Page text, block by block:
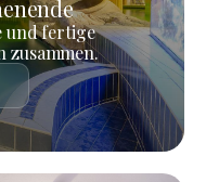
und fertige
zusammen.